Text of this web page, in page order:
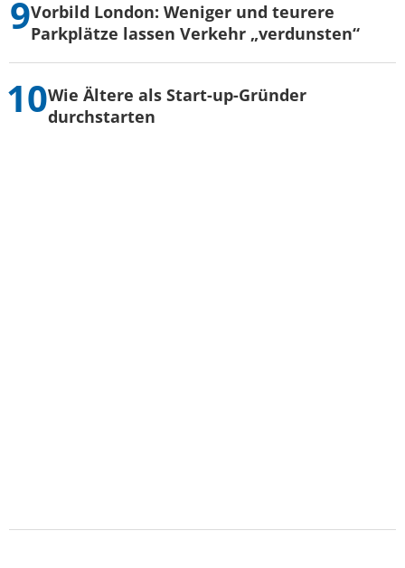
Vorbild London: Weniger und teurere
Parkplätze lassen Verkehr „verdunsten“
Wie Ältere als Start-up-Gründer
durchstarten